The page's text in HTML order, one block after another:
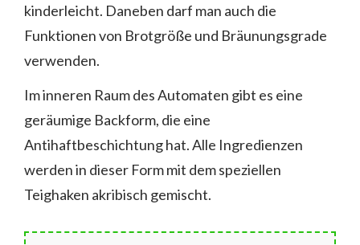
kinderleicht. Daneben darf man auch die
Funktionen von Brotgröße und Bräunungsgrade
verwenden.
Im inneren Raum des Automaten gibt es eine
geräumige Backform, die eine
Antihaftbeschichtung hat. Alle Ingredienzen
werden in dieser Form mit dem speziellen
Teighaken akribisch gemischt.